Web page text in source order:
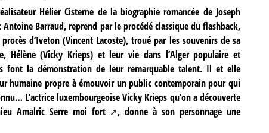
Hélier Cisterne de la biographie romancée de Joseph
Barraud, reprend par le procédé classique du flashback,
d’Iveton (Vincent Lacoste), troué par les souvenirs de sa
Hélène (Vicky Krieps) et leur vie dans l’Alger populaire et
font la démonstration de leur remarquable talent. Il et elle
humaine propre à émouvoir un public contemporain pour qui
L’actrice luxembourgeoise Vicky Krieps qu’on a découverte
Amalric Serre moi fort
, donne à son personnage une